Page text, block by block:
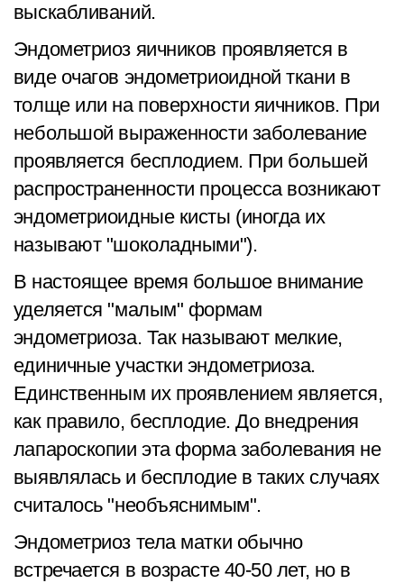
выскабливаний.
Эндометриоз яичников проявляется в
виде очагов эндометриоидной ткани в
толще или на поверхности яичников. При
небольшой выраженности заболевание
проявляется бесплодием. При большей
распространенности процесса возникают
эндометриоидные кисты (иногда их
называют "шоколадными").
В настоящее время большое внимание
уделяется "малым" формам
эндометриоза. Так называют мелкие,
единичные участки эндометриоза.
Единственным их проявлением является,
как правило, бесплодие. До внедрения
лапароскопии эта форма заболевания не
выявлялась и бесплодие в таких случаях
считалось "необъяснимым".
Эндометриоз тела матки обычно
встречается в возрасте 40-50 лет, но в